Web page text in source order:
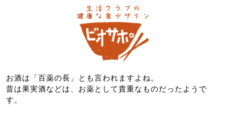
お酒は「百薬の長」とも言われますよね。
昔は果実酒などは、お薬として貴重なものだったようで
す。